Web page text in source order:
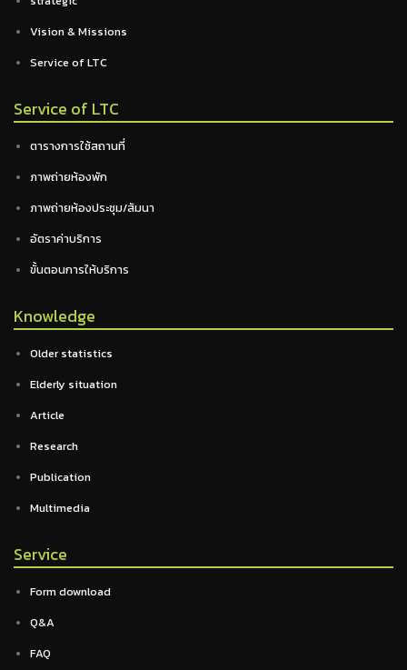
Vision & Missions
Service of LTC
Service of LTC
ตารางการใช้สถานที่
ภาพถ่ายห้องพัก
ภาพถ่ายห้องประชุม/สัมนา
อัตราค่าบริการ
ขั้นตอนการให้บริการ
Knowledge
Older statistics
Elderly situation
Article
Research
Publication
Multimedia
Service
Form download
Q&A
FAQ